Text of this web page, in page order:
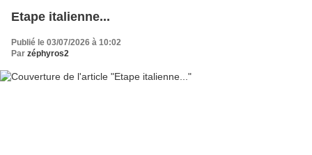
Etape italienne...
Publié le 03/07/2026 à 10:02
Par zéphyros2